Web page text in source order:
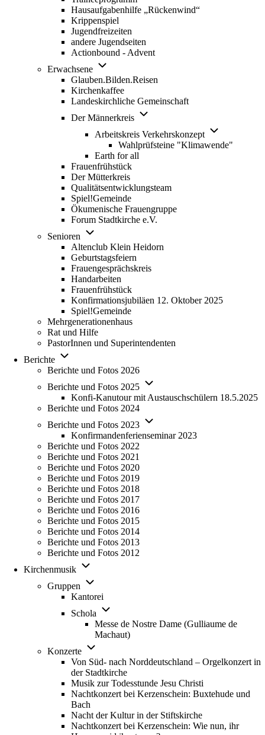
Hausaufgabenhilfe „Rückenwind“
Krippenspiel
Jugendfreizeiten
andere Jugendseiten
Actionbound - Advent
Erwachsene
Unternavigation von Erwachsene
Glauben.Bilden.Reisen
Kirchenkaffee
Landeskirchliche Gemeinschaft
Der Männerkreis
Unternavigation von Der
Arbeitskreis Verkehrskonzept
Wahlprüfsteine "Klimawende"
Earth for all
Frauenfrühstück
Der Mütterkreis
Qualitätsentwicklungsteam
Spiel!Gemeinde
Ökumenische Frauengruppe
Forum Stadtkirche e.V.
Senioren
Unternavigation von Senioren
Altenclub Klein Heidorn
Geburtstagsfeiern
Frauengesprächskreis
Handarbeiten
Frauenfrühstück
Konfirmationsjubiläen 12. Oktober 2025
Spiel!Gemeinde
Mehrgenerationenhaus
Rat und Hilfe
PastorInnen und Superintendenten
Berichte
Unternavigation von Berichte
Berichte und Fotos 2026
Berichte und Fotos 2025
Unternavigation von Berichte
Konfi-Kanutour mit Austauschschülern 18.5.2025
Berichte und Fotos 2024
Berichte und Fotos 2023
Unternavigation von Berichte
Konfirmandenferienseminar 2023
Berichte und Fotos 2022
Berichte und Fotos 2021
Berichte und Fotos 2020
Berichte und Fotos 2019
Berichte und Fotos 2018
Berichte und Fotos 2017
Berichte und Fotos 2016
Berichte und Fotos 2015
Berichte und Fotos 2014
Berichte und Fotos 2013
Berichte und Fotos 2012
Kirchenmusik
Unternavigation von Kirchenmusik
Gruppen
Unternavigation von Gruppen
Kantorei
Schola
Unternavigation von Schola
Messe de Nostre Dame (Gulliaume de
Machaut)
Konzerte
Unternavigation von Konzerte
Von Süd- nach Norddeutschland – Orgelkonzert in
der Stadtkirche
Musik zur Todesstunde Jesu Christi
Nachtkonzert bei Kerzenschein: Buxtehude und
Bach
Nacht der Kultur in der Stiftskirche
Nachtkonzert bei Kerzenschein: Wie nun, ihr